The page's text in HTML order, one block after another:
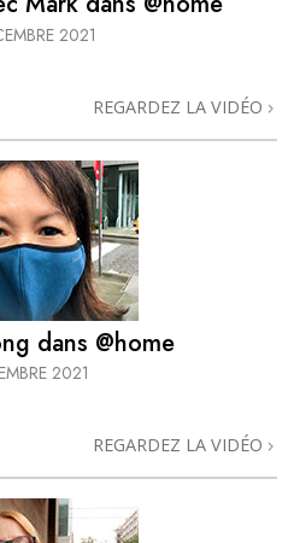
2021
REGARDEZ LA VIDÉO
dans @home
2021
REGARDEZ LA VIDÉO